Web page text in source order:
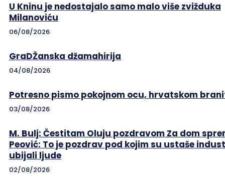
U Kninu je nedostajalo samo malo više zvižduka
Milanoviću
06/08/2026
GraDŽanska džamahirija
04/08/2026
Potresno pismo pokojnom ocu, hrvatskom
03/08/2026
M. Bulj: Čestitam Oluju pozdravom Za dom
Peović: To je pozdrav pod kojim su ustaše
ubijali ljude
02/08/2026